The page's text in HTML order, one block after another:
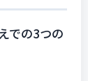
での3つの